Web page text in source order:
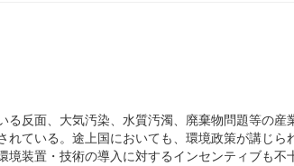
反面、大気汚染、水質汚濁、廃棄物問題等の産
ている。途上国においても、環境政策が講じら
装置・技術の導入に対するインセンティブも不